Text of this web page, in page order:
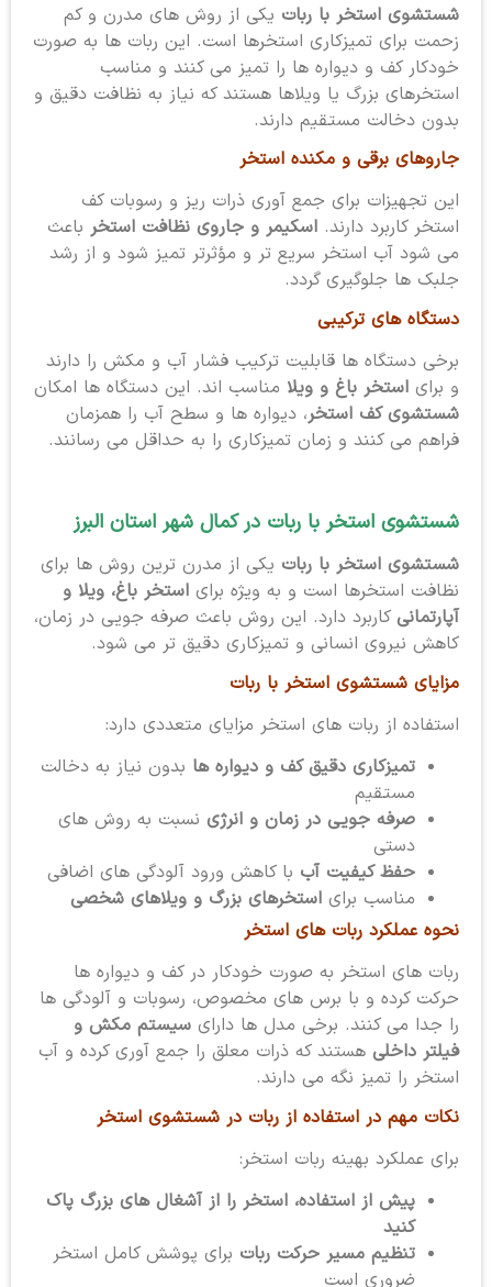
شستشوی استخر با رباتیکی از روش های مدرن و کم
زحمت برای تمیزکاری استخرها است. این ربات ها به صورت
خودکار کف و دیواره ها را تمیز می کنند و مناسب
استخرهای بزرگ یا ویلاها هستند که نیاز به نظافت دقیق و
بدون دخالت مستقیم دارند.
جاروهای برقی و مکنده استخر
این تجهیزات برای جمع آوری ذرات ریز و رسوبات کف
استخر کاربرد دارند. اسکیمر و جاروی نظافت استخرباعث
می شود آب استخر سریع تر و مؤثرتر تمیز شود و از رشد
جلبک ها جلوگیری گردد.
دستگاه های ترکیبی
برخی دستگاه ها قابلیت ترکیب فشار آب و مکش را دارند
و برای استخر باغ و ویلامناسب اند. این دستگاه ها امکان
شستشوی کف استخر، دیواره ها و سطح آب را همزمان
فراهم می کنند و زمان تمیزکاری را به حداقل می رسانند.
شستشوی استخر با ربات در کمال شهر استان البرز
شستشوی استخر با رباتیکی از مدرن ترین روش ها برای
نظافت استخرها است و به ویژه برای استخر باغ، ویلا و
آپارتمانیکاربرد دارد. این روش باعث صرفه جویی در زمان،
کاهش نیروی انسانی و تمیزکاری دقیق تر می شود.
مزایای شستشوی استخر با ربات
استفاده از ربات های استخر مزایای متعددی دارد:
تمیزکاری دقیق کف و دیواره هابدون نیاز به دخالت
مستقیم
صرفه جویی در زمان و انرژینسبت به روش های
دستی
حفظ کیفیت آببا کاهش ورود آلودگی های اضافی
مناسب برای استخرهای بزرگ و ویلاهای شخصی
نحوه عملکرد ربات های استخر
ربات های استخر به صورت خودکار در کف و دیواره ها
حرکت کرده و با برس های مخصوص، رسوبات و آلودگی ها
را جدا می کنند. برخی مدل ها دارای سیستم مکش و
فیلتر داخلیهستند که ذرات معلق را جمع آوری کرده و آب
استخر را تمیز نگه می دارند.
نکات مهم در استفاده از ربات در شستشوی استخر
برای عملکرد بهینه ربات استخر:
پیش از استفاده، استخر را از آشغال های بزرگ پاک
کنید
تنظیم مسیر حرکت رباتبرای پوشش کامل استخر
ضروری است